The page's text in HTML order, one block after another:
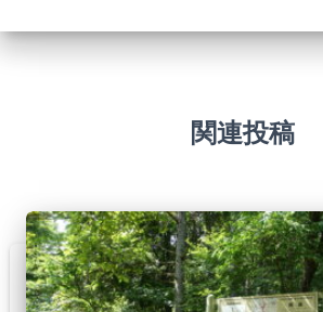
関連投稿